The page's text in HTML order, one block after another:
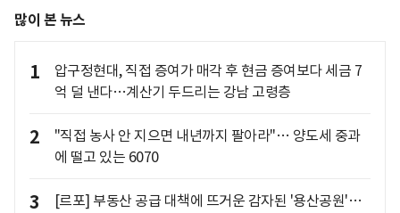
많이 본 뉴스
1
압구정현대, 직접 증여가 매각 후 현금 증여보다 세금 7
억 덜 낸다…계산기 두드리는 강남 고령층
2
"직접 농사 안 지으면 내년까지 팔아라"… 양도세 중과
에 떨고 있는 6070
3
[르포] 부동산 공급 대책에 뜨거운 감자된 '용산공원'…